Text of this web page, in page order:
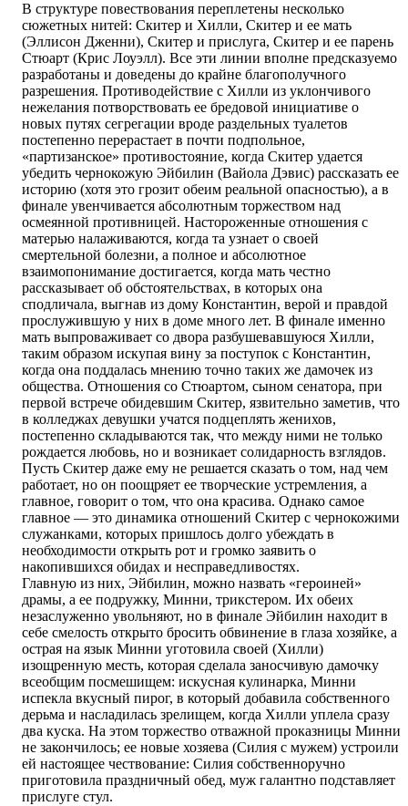
В структуре повествования переплетены несколько
сюжетных нитей: Скитер и Хилли, Скитер и ее мать
(Эллисон Дженни), Скитер и прислуга, Скитер и ее парень
Стюарт (Крис Лоуэлл). Все эти линии вполне предсказуемо
разработаны и доведены до крайне благополучного
разрешения. Противодействие с Хилли из уклончивого
нежелания потворствовать ее бредовой инициативе о
новых путях сегрегации вроде раздельных туалетов
постепенно перерастает в почти подпольное,
«партизанское» противостояние, когда Скитер удается
убедить чернокожую Эйбилин (Вайола Дэвис) рассказать ее
историю (хотя это грозит обеим реальной опасностью), а в
финале увенчивается абсолютным торжеством над
осмеянной противницей. Настороженные отношения с
матерью налаживаются, когда та узнает о своей
смертельной болезни, а полное и абсолютное
взаимопонимание достигается, когда мать честно
рассказывает об обстоятельствах, в которых она
сподличала, выгнав из дому Константин, верой и правдой
прослужившую у них в доме много лет. В финале именно
мать выпроваживает со двора разбушевавшуюся Хилли,
таким образом искупая вину за поступок с Константин,
когда она поддалась мнению точно таких же дамочек из
общества. Отношения со Стюартом, сыном сенатора, при
первой встрече обидевшим Скитер, язвительно заметив, что
в колледжах девушки учатся подцеплять женихов,
постепенно складываются так, что между ними не только
рождается любовь, но и возникает солидарность взглядов.
Пусть Скитер даже ему не решается сказать о том, над чем
работает, но он поощряет ее творческие устремления, а
главное, говорит о том, что она красива. Однако самое
главное — это динамика отношений Скитер с чернокожими
служанками, которых пришлось долго убеждать в
необходимости открыть рот и громко заявить о
накопившихся обидах и несправедливостях.
Главную из них, Эйбилин, можно назвать «героиней»
драмы, а ее подружку, Минни, трикстером. Их обеих
незаслуженно увольняют, но в финале Эйбилин находит в
себе смелость открыто бросить обвинение в глаза хозяйке, а
острая на язык Минни уготовила своей (Хилли)
изощренную месть, которая сделала заносчивую дамочку
всеобщим посмешищем: искусная кулинарка, Минни
испекла вкусный пирог, в который добавила собственного
дерьма и насладилась зрелищем, когда Хилли уплела сразу
два куска. На этом торжество отважной проказницы Минни
не закончилось; ее новые хозяева (Силия с мужем) устроили
ей настоящее чествование: Силия собственноручно
приготовила праздничный обед, муж галантно подставляет
прислуге стул.